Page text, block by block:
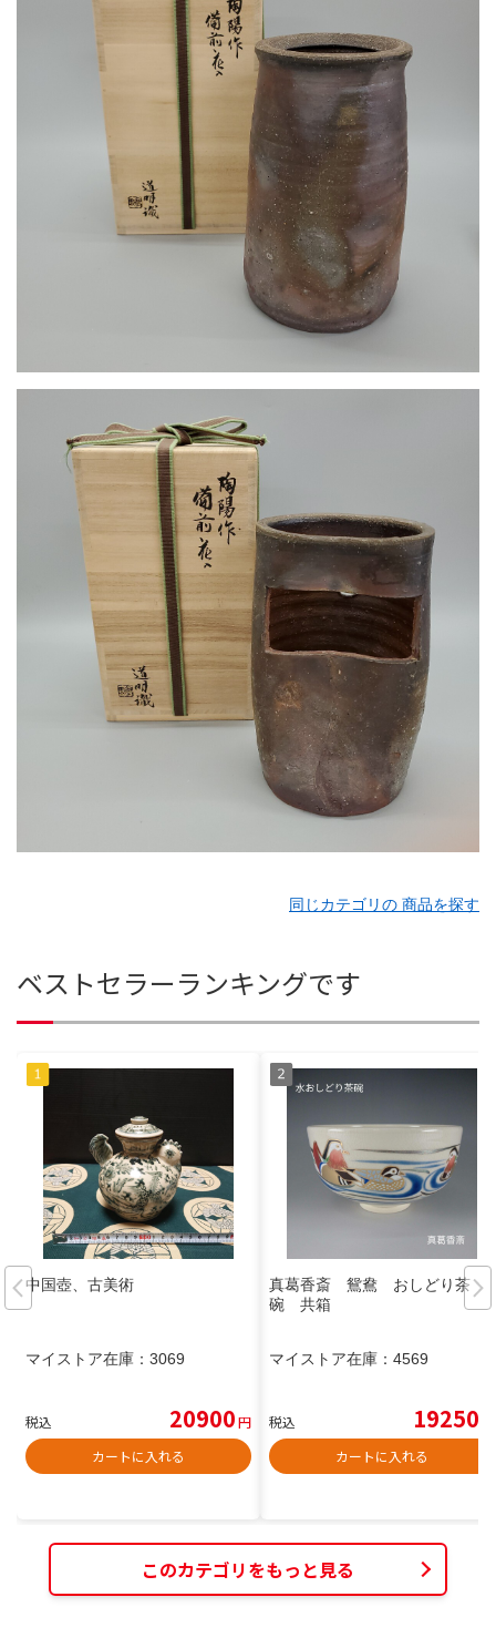
同じカテゴリの 商品を探す
ベストセラーランキングです
中国壺、古美術
マイストア在庫： 3069
税込 20900円
カートに入れる
真葛香斎 鴛鴦 おしどり茶
碗 共箱
マイストア在庫： 4569
税込 19250
カートに入れる
このカテゴリをもっと見る